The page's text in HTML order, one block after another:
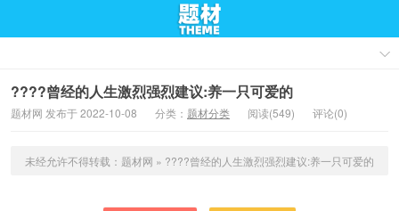
????曾经的人生激烈强烈建议:养一只可爱的
题材网 发布于 2022-10-08 分类： 题材分类 阅读(549) 评论(0)
未经允许不得转载： 题材网 » ????曾经的人生激烈强烈建议:养一只可爱的